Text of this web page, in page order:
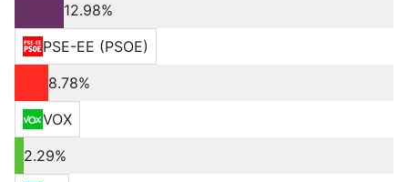
12.98%
PSE-EE (PSOE)
8.78%
VOX
2.29%